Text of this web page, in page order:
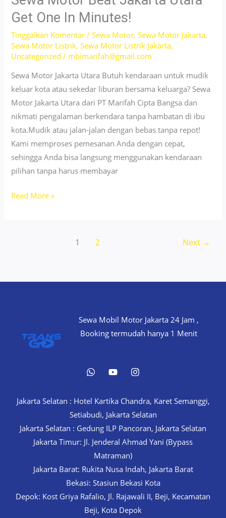
Timur
–
Harga
Mulai
Ribu!
Get One In Minutes!
Tinggalkan Komentar /Sewa Motor,Sewa Motor Jakarta,
Sewa Motor Listrik,Sewa Motor Listrik Jakarta,
Uncategorized / mbimarifah@gmail.com
Sewa Motor Jakarta Utara Butuh kendaraan untuk mudik
keluar kota atau sekedar liburan bersama keluarga? Sewa
Motor Jakarta Utara dari PT Marifah Cipta Bangsa dan
nikmati pengalaman berkendara tanpa hambatan di ibu
kota.Mudik atau jalan-jalan dengan bebas tanpa repot!
Kami memproses pemesanan Anda dengan cepat,
sehingga Anda bisa langsung menggunakan kendaraan
pilihan tanpa harus membayar
Sewa
Read More »
1 2 Next →
Sewa Mobil Motor Jakarta 24 Jam ,
Booking termudah hanya 1 Menit
Jakarta Selatan : Hotel Kartika Chandra, Karet Semanggi,
Setiabudi, Jakarta Selatan
Jakarta Selatan : Gedung ILP Pancoran, Jakarta Selatan
Jakarta Timur: Jl. Jenderal Ahmad Yani (Bypass
Matraman)
Jakarta Barat: Rukita Nusa Indah, Jakarta Barat
Bekasi: Stasiun Bekasi Kota
Depok: Kost Griya Rafalio, Jl. Rajawali II, Beji, Kecamatan
Beji, Kota Depok